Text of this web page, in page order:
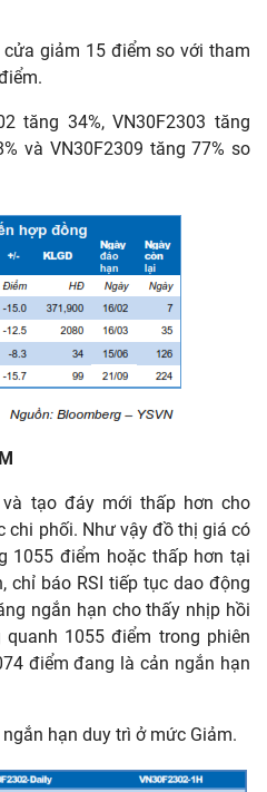
giảm 15 điểm so với tham
tăng 34%, VN30F2303 tăng
và VN30F2309 tăng 77% so
tạo đáy mới thấp hơn cho
chi phối. Như vậy đồ thị giá có
1055 điểm hoặc thấp hơn tại
chỉ báo RSI tiếp tục dao động
ngắn hạn cho thấy nhịp hồi
1055 điểm trong phiên
điểm đang là cản ngắn hạn
hạn duy trì ở mức Giảm.